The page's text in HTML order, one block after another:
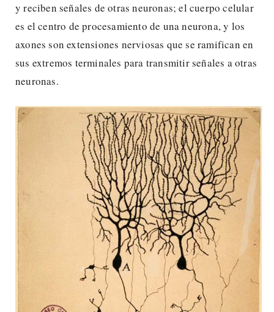
y reciben señales de otras neuronas; el cuerpo celular
es el centro de procesamiento de una neurona, y los
axones son extensiones nerviosas que se ramifican en
sus extremos terminales para transmitir señales a otras
neuronas.